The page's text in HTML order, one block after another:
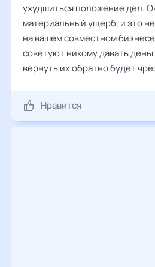
ухудшиться положение дел.
материальный ущерб, и это
на вашем совместном
советуют никому давать
вернуть их обратно будет
Нравится